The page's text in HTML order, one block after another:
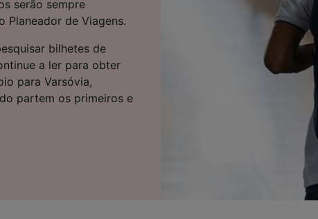
serão sempre
Planeador de Viagens.
bilhetes de
a ler para obter
para Varsóvia,
partem os primeiros e
parceiros (fornecedores)